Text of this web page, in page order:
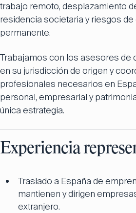
trabajo remoto, desplazamiento
residencia societaria y riesgos
permanente.
Trabajamos con los asesores de
en su jurisdicción de origen y
profesionales necesarios en
personal, empresarial y
única estrategia.
Experiencia
Traslado a España de
mantienen y dirigen
extranjero.